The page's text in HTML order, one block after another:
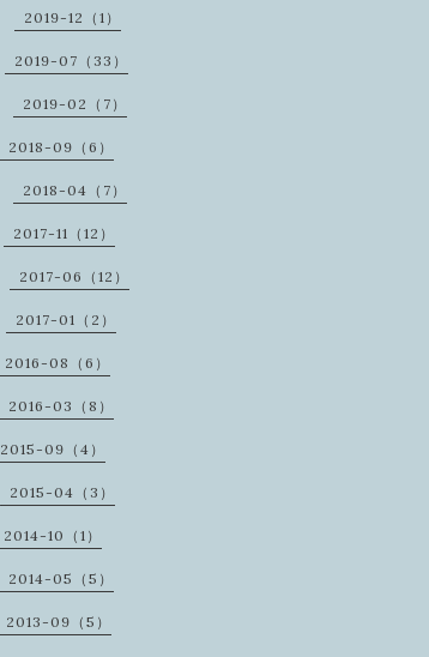
2019-12（1）
2019-07（33）
2019-02（7）
2018-09（6）
2018-04（7）
2017-11（12）
2017-06（12）
2017-01（2）
2016-08（6）
2016-03（8）
2015-09（4）
2015-04（3）
2014-10（1）
2014-05（5）
2013-09（5）